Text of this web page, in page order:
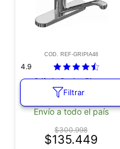
Filtrar
COD. REF-GRIPIA48
4.9
Griferia Cocina Piazza
Emblem Monocomando Base
Cromado 10015 Outlet
Envío a todo el país
$300.998
$135.449